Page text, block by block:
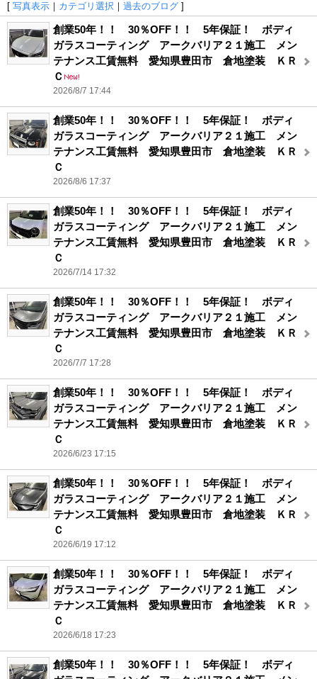
[ 写真表示 ｜ カテゴリ選択 ｜ 過去のブログ ]
創業50年！！ 30％OFF！！ 5年保証！ ボディ
ガラスコーティング アークバリア２１施工 メン
テナンス工賃無料 愛知県豊田市 倉地塗装 ＫＲ
Ｃ
2026/8/7 17:44
創業50年！！ 30％OFF！！ 5年保証！ ボディ
ガラスコーティング アークバリア２１施工 メン
テナンス工賃無料 愛知県豊田市 倉地塗装 ＫＲ
Ｃ
2026/8/6 17:37
創業50年！！ 30％OFF！！ 5年保証！ ボディ
ガラスコーティング アークバリア２１施工 メン
テナンス工賃無料 愛知県豊田市 倉地塗装 ＫＲ
Ｃ
2026/7/14 17:32
創業50年！！ 30％OFF！！ 5年保証！ ボディ
ガラスコーティング アークバリア２１施工 メン
テナンス工賃無料 愛知県豊田市 倉地塗装 ＫＲ
Ｃ
2026/7/7 17:28
創業50年！！ 30％OFF！！ 5年保証！ ボディ
ガラスコーティング アークバリア２１施工 メン
テナンス工賃無料 愛知県豊田市 倉地塗装 ＫＲ
Ｃ
2026/6/23 17:15
創業50年！！ 30％OFF！！ 5年保証！ ボディ
ガラスコーティング アークバリア２１施工 メン
テナンス工賃無料 愛知県豊田市 倉地塗装 ＫＲ
Ｃ
2026/6/19 17:12
創業50年！！ 30％OFF！！ 5年保証！ ボディ
ガラスコーティング アークバリア２１施工 メン
テナンス工賃無料 愛知県豊田市 倉地塗装 ＫＲ
Ｃ
2026/6/18 17:23
創業50年！！ 30％OFF！！ 5年保証！ ボディ